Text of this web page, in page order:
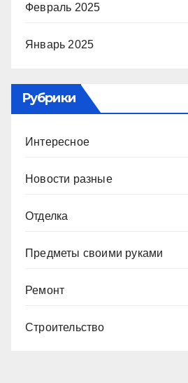
Февраль 2025
Январь 2025
Рубрики
Интересное
Новости разные
Отделка
Предметы своими руками
Ремонт
Строительство